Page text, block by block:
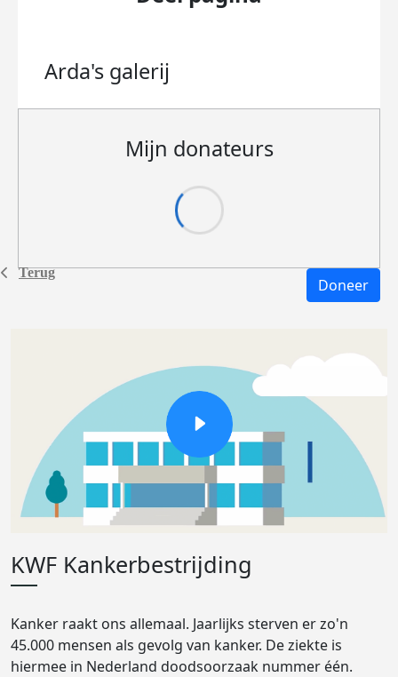
Terug
Arda's galerij
Mijn donateurs
Doneer
KWF Kankerbestrijding
Kanker raakt ons allemaal. Jaarlijks sterven er zo'n
45.000 mensen als gevolg van kanker. De ziekte is
hiermee in Nederland doodsoorzaak nummer één.